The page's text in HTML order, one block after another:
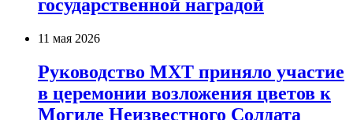
государственной наградой
11 мая 2026
Руководство МХТ приняло участие
в церемонии возложения цветов к
Могиле Неизвестного Солдата